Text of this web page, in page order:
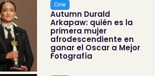
Cine
Autumn Durald
Arkapaw: quién es la
primera mujer
afrodescendiente en
ganar el Oscar a Mejor
Fotografía